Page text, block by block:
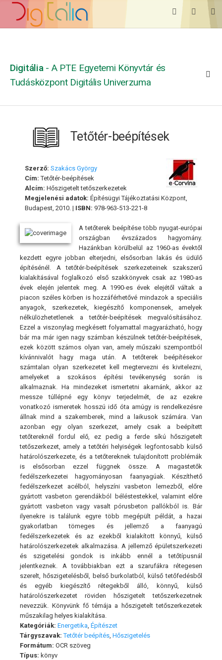
Digitália - A PTE Egyetemi Könyvtár és
Tudásközpont Digitális Univerzuma
Tetőtér-beépítések
Szerző: Szakács György
Cím: Tetőtér-beépítések
Alcím: Hőszigetelt tetőszerkezetek
Megjelenési adatok: Építésügyi Tájékoztatási Központ,
Budapest, 2010. | ISBN: 978-963-513-221-8
A tetőterek beépítése több nyugat-európai
országban évszázados hagyomány.
Hazánkban körülbelül az 1960-as évektől
kezdett egyre jobban elterjedni, elsősorban lakás és üdülő
építésénél. A tetőtér-beépítések szerkezeteinek szakszerű
kialakításával foglalkozó első szakkönyvek csak az 1980-as
évek elején jelentek meg. A 1990-es évek elejétől váltak a
piacon széles körben is hozzáférhetővé mindazok a speciális
anyagok, szerkezetek, kiegészítő komponensek, amelyek
nélkülözhetetlenek a tetőtér-beépítések megvalósításához.
Ezzel a viszonylag megkésett folyamattal magyarázható, hogy
bár ma már igen nagy számban készülnek tetőtér-beépítések,
ezek között számos olyan van, amely műszaki szempontból
kívánnivalót hagy maga után. A tetőterek beépítésekor
számtalan olyan szerkezetet kell megtervezni és kivitelezni,
amelyeket a szokásos építési tevékenység során is
alkalmaznak. Ha mindezeket ismertetni akarnánk, akkor az
messze túllépné egy könyv terjedelmét, de az ezekre
vonatkozó ismeretek hosszú idő óta amúgy is rendelkezésre
állnak mind a szakemberek, mind a laikusok számára. Van
azonban egy olyan szerkezet, amely csak a beépített
tetőtereknél fordul elő, ez pedig a ferde síkú hőszigetelt
tetőszerkezet, amely a tetőtéri helyiségek legfontosabb külső
határolószerkezete, és a tetőtereknek tulajdonított problémák
is elsősorban ezzel függnek össze. A magastetők
fedélszerkezetei hagyományosan faanyagúak. Készíthető
fedélszerkezet acélból, helyszíni vasbeton lemezből, előre
gyártott vasbeton gerendákból béléstestekkel, valamint előre
gyártott vasbeton vagy vasalt pórusbeton pallókból is. Bár
ilyenekre is találunk egyre több megépült példát, a hazai
gyakorlatban tömeges és jellemző a faanyagú
fedélszerkezetek és az ezekből kialakított könnyű, külső
határolószerkezetek alkalmazása. A jellemző épületszerkezeti
és szigetelési gondok is inkább ennél a tetőtípusnál
jelentkeznek. A továbbiakban ezt a szarufákra rétegesen
szerelt, hőszigetelésből, belső burkolatból, külső tetőfedésből
és egyéb kiegészítő rétegekből álló, könnyű, külső
határolószerkezetet röviden hőszigetelt tetőszerkezetnek
nevezzük. Könyvünk fő témája a hőszigetelt tetőszerkezetek
műszakilag helyes kialakítása.
Kategóriák: Energetika Építészet
Tárgyszavak: Tetőtér beépítés Hőszigetelés
Formátum: OCR szöveg
Típus: könyv